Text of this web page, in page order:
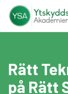
Hoppa till innehåll
Rätt
på Rätt